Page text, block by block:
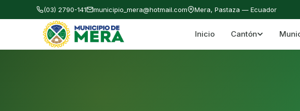
(03) 2790-141 municipio_mera@hotmail.com Mera, Pastaza — Ecuador
Gobierno Autónomo Descentralizado Municipal del Cantón Mera
Inicio Cantón